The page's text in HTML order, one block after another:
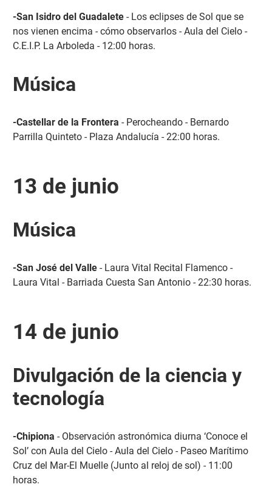
-San Isidro del Guadalete- Los eclipses de Sol que se
nos vienen encima - cómo observarlos - Aula del Cielo -
C.E.I.P. La Arboleda - 12:00 horas.
Música
-Castellar de la Frontera - Perocheando - Bernardo
Parrilla Quinteto - Plaza Andalucía - 22:00 horas.
13 de junio
Música
-San José del Valle- Laura Vital Recital Flamenco -
Laura Vital - Barriada Cuesta San Antonio - 22:30 horas.
14 de junio
Divulgación de la ciencia y
tecnología
-Chipiona - Observación astronómica diurna ‘Conoce el
Sol’ con Aula del Cielo - Aula del Cielo - Paseo Marítimo
Cruz del Mar-El Muelle (Junto al reloj de sol) - 11:00
horas.